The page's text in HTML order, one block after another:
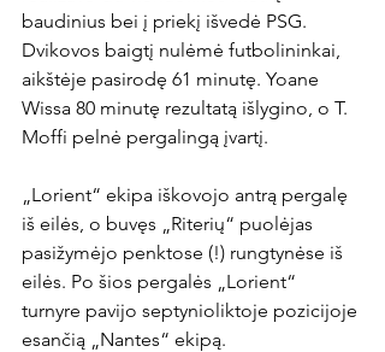
baudinius bei į priekį išvedė PSG.
Dvikovos baigtį nulėmė futbolininkai,
aikštėje pasirodę 61 minutę. Yoane
Wissa 80 minutę rezultatą išlygino, o T.
Moffi pelnė pergalingą įvartį.
„Lorient“ ekipa iškovojo antrą pergalę
iš eilės, o buvęs „Riterių“ puolėjas
pasižymėjo penktose (!) rungtynėse iš
eilės. Po šios pergalės „Lorient“
turnyre pavijo septynioliktoje pozicijoje
esančią „Nantes“ ekipą.